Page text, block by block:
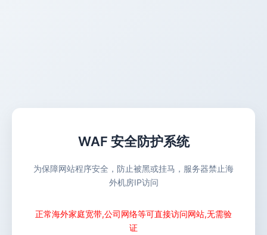
WAF 安全防护系统
为保障网站程序安全，防止被黑或挂马，服务器禁止海
外机房IP访问
正常海外家庭宽带,公司网络等可直接访问网站,无需验
证